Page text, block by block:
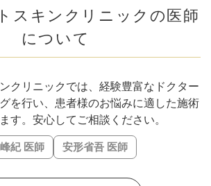
#毛穴解消
に
#お顔の引き締め
#二重顎を解消
#エラ張り解消
中短縮 #口横ポニョ解消
#鼻を高く
重幅 #梅干しジワ解消
#くすみ改善
解消 #鼻柱を下げる
#鼻先を細く
脂トラブル改善
肌に
#肌ツヤアップ #美白
スキンクリニックの医師
について
クリニックでは、経験豊富なドクター
を行い、患者様のお悩みに適した施術
す。安心してご相談ください。
紀 医師 安形省吾 医師